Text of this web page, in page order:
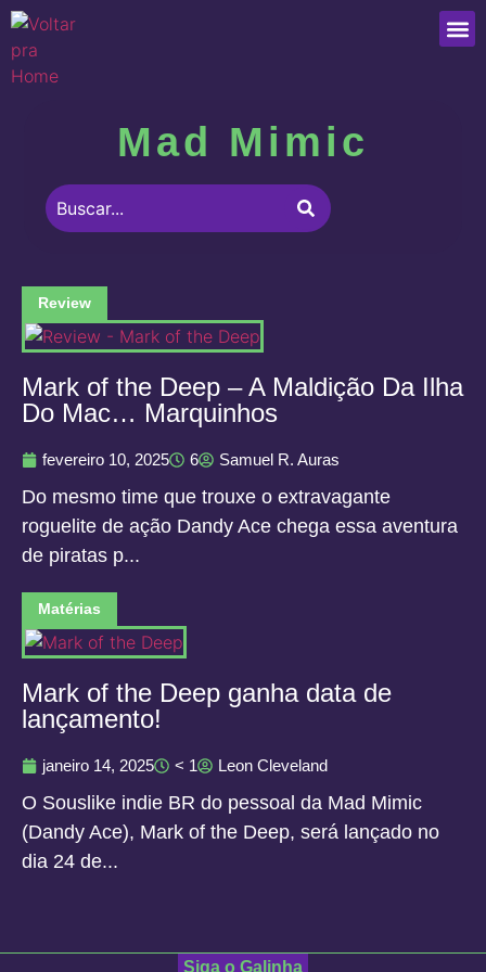
Mad Mimic
Review
Mark of the Deep – A Maldição Da Ilha
Do Mac… Marquinhos
fevereiro 10, 2025 6 Samuel R. Auras
Do mesmo time que trouxe o extravagante
roguelite de ação Dandy Ace chega essa aventura
de piratas p...
Matérias
Mark of the Deep ganha data de
lançamento!
janeiro 14, 2025 < 1 Leon Cleveland
O Souslike indie BR do pessoal da Mad Mimic
(Dandy Ace), Mark of the Deep, será lançado no
dia 24 de...
Siga o Galinha